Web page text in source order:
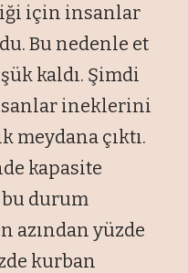
için insanlar
Bu nedenle et
kaldı. Şimdi
ineklerini
meydana çıktı.
kapasite
bu durum
azından yüzde
kurban